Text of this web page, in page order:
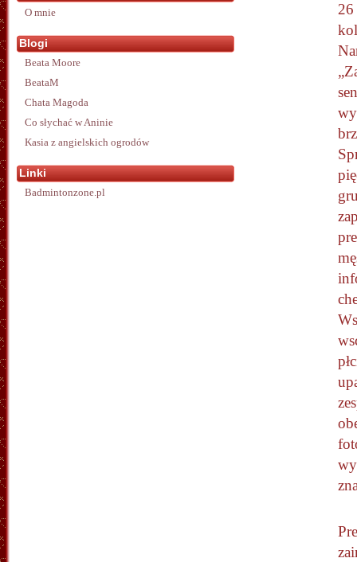
26
O mnie
Blogi
Beata Moore
BeataM
Chata Magoda
Co słychać w Aninie
Kasia z angielskich ogrodów
Linki
Badmintonzone.pl